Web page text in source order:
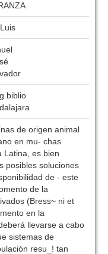
de origen animal
en mu- chas
Latina, es bien
posibles soluciones
de - este
de la
(Bress~ ni et
en la
llevarse a cabo
sistemas de
resu_! tan